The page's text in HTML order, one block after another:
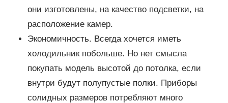
они изготовлены, на качество подсветки, на
расположение камер.
Экономичность. Всегда хочется иметь
холодильник побольше. Но нет смысла
покупать модель высотой до потолка, если
внутри будут полупустые полки. Приборы
солидных размеров потребляют много